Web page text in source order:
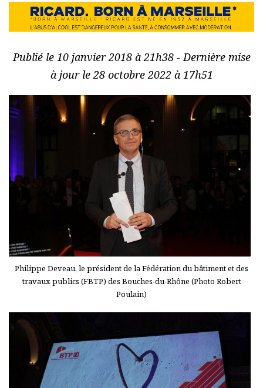
Publié le 10 janvier 2018 à 21h38 - Dernière mise
à jour le 28 octobre 2022 à 17h51
Philippe Deveau, le président de la Fédération du bâtiment et des
travaux publics (FBTP) des Bouches-du-Rhône (Photo Robert
Poulain)